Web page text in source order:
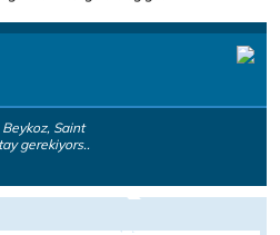
Saint
gerekiyors..